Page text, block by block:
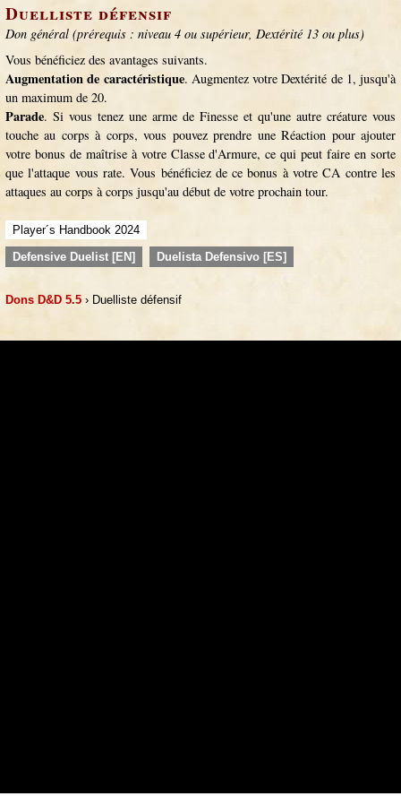
Duelliste défensif
Don général (prérequis : niveau 4 ou supérieur, Dextérité 13 ou plus)
Vous bénéficiez des avantages suivants.
Augmentation de caractéristique. Augmentez votre Dextérité de 1, jusqu'à
un maximum de 20.
Parade. Si vous tenez une arme de Finesse et qu'une autre créature vous
touche au corps à corps, vous pouvez prendre une Réaction pour ajouter
votre bonus de maîtrise à votre Classe d'Armure, ce qui peut faire en sorte
que l'attaque vous rate. Vous bénéficiez de ce bonus à votre CA contre les
attaques au corps à corps jusqu'au début de votre prochain tour.
Player´s Handbook 2024
Defensive Duelist [EN]
Duelista Defensivo [ES]
Dons D&D 5.5 › Duelliste défensif